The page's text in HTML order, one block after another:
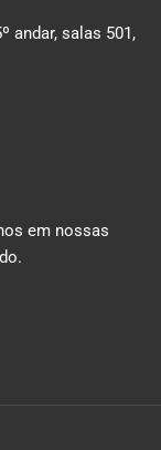
andar, salas 501,
em nossas